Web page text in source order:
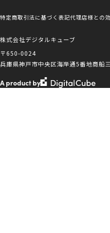
特定商取引法に基づく表記代理店様との
株式会社デジタルキューブ
〒650-0024
兵庫県神戸市中央区海岸通5番地商船
A product by